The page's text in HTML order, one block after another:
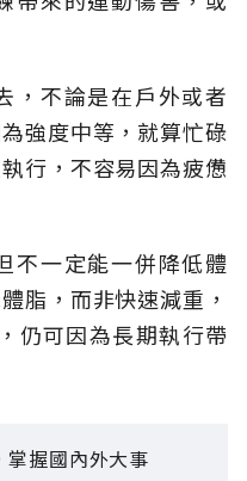
，不論是在戶外或者
強度中等，就算忙碌
行，不容易因為疲憊
不一定能一併降低體
脂，而非快速減重，
仍可因為長期執行帶
掌握國內外大事